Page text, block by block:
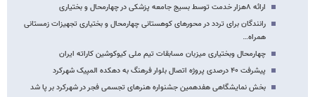
ارائه ۸هزار خدمت توسط بسیج جامعه پزشکی در چهارمحال و بختیاری
رانندگان برای تردد در محورهای کوهستانی چهارمحال و بختیاری تجهیزات زمستانی
همراه…
چهارمحال وبختیاری میزبان مسابقات تیم ملی کیوکوشین کاراته ایران
پیشرفت ۴۰ درصدی پروژه اتصال بلوار فرهنگ به دهکده المپیک شهرکرد
بخش نمایشگاهی هفدهمین جشنواره هنرهای تجسمی فجر در شهرکرد بر پا شد